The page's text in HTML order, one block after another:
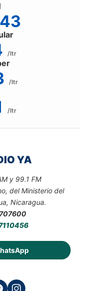
/ltr
/ltr
/ltr
YA
y 99.1 FM
del Ministerio del
Nicaragua.